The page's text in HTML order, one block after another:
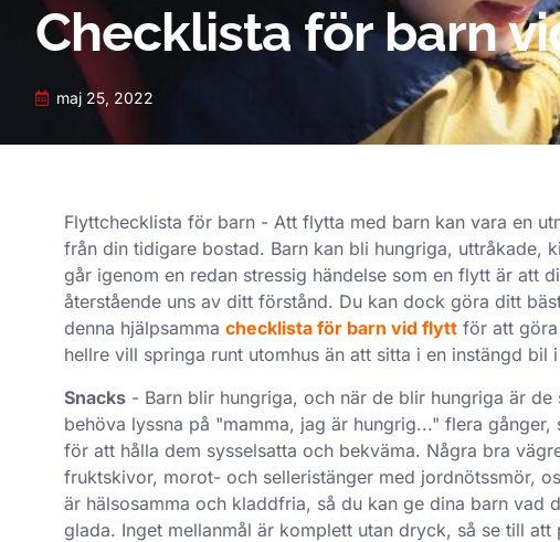
Checklista för barn
maj 25, 2022
Flyttchecklista för barn - Att flytta med barn kan vara en
från din tidigare bostad. Barn kan bli hungriga, uttråkade,
går igenom en redan stressig händelse som en flytt är att
återstående uns av ditt förstånd. Du kan dock göra ditt
denna hjälpsamma checklista för barn vid flytt för att
hellre vill springa runt utomhus än att sitta i en instängd bil
Snacks - Barn blir hungriga, och när de blir hungriga är
behöva lyssna på "mamma, jag är hungrig..." flera
för att hålla dem sysselsatta och bekväma. Några bra
fruktskivor, morot- och selleristänger med jordnötssmör,
är hälsosamma och kladdfria, så du kan ge dina barn vad
glada. Inget mellanmål är komplett utan dryck, så se till